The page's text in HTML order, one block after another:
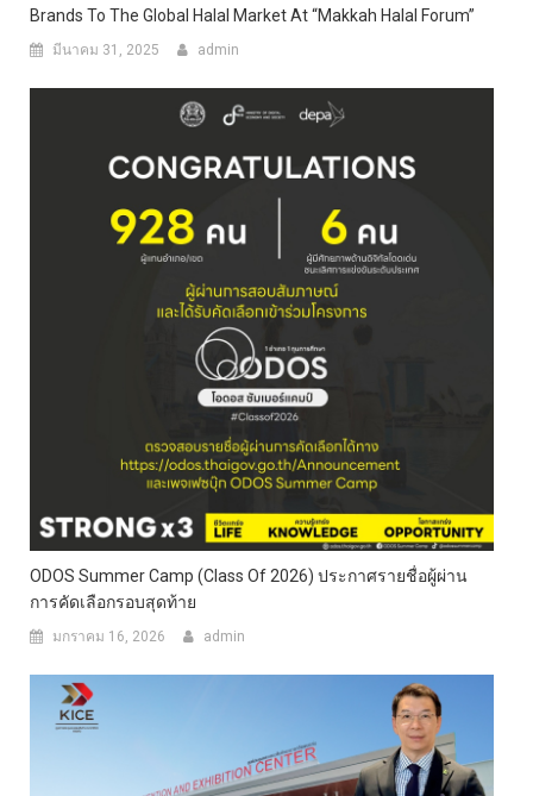
Brands To The Global Halal Market At “Makkah Halal Forum”
มีนาคม 31, 2025 admin
ODOS Summer Camp (Class Of 2026) ประกาศรายชื่อผู้ผ่าน
การคัดเลือกรอบสุดท้าย
มกราคม 16, 2026 admin